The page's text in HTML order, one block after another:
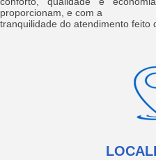
proporcionam, e com a
tranquilidade do atendimento feito